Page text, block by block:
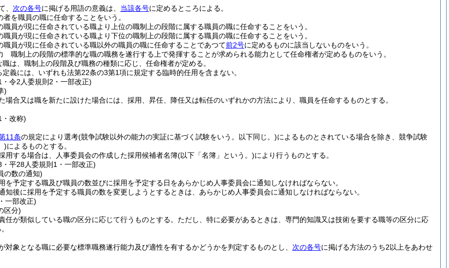
、 次の各号に掲げる用語の意義は、 当該各号に定めるところによる。
を職員の職に任命することをいう。
員が現に任命されている職より上位の職制上の段階に属する職員の職に任命することをいう。
員が現に任命されている職より下位の職制上の段階に属する職員の職に任命することをいう。
員が現に任命されている職以外の職員の職に任命することであつて前2号に定めるものに該当しないものをいう。
職制上の段階の標準的な職の職務を遂行する上で発揮することが求められる能力として任命権者が定めるものをいう。
は、職制上の段階及び職務の種類に応じ、任命権者が定める。
定義には、いずれも法第22条の3第1項に規定する臨時的任用を含まない。
令2人委規則2・一部改正)
)
場合又は職を新たに設けた場合には、採用、昇任、降任又は転任のいずれかの方法により、職員を任命するものとする。
改称)
11条の規定により選考(競争試験以外の能力の実証に基づく試験をいう。以下同じ。)によるものとされている場合を除き、競争試験
)によるものとする。
用する場合は、人事委員会の作成した採用候補者名簿(以下「名簿」という。)により行うものとする。
平28人委規則1・一部改正)
の数の通知)
を予定する職及び職員の数並びに採用を予定する日をあらかじめ人事委員会に通知しなければならない。
知後に採用を予定する職員の数を変更しようとするときは、あらかじめ人事委員会に通知しなければならない。
一部改正)
区分)
任が類似している職の区分に応じて行うものとする。 ただし、特に必要があるときは、専門的知識又は技術を要する職等の区分に応
対象となる職に必要な標準職務遂行能力及び適性を有するかどうかを判定するものとし、 次の各号に掲げる方法のうち2以上をあわせ